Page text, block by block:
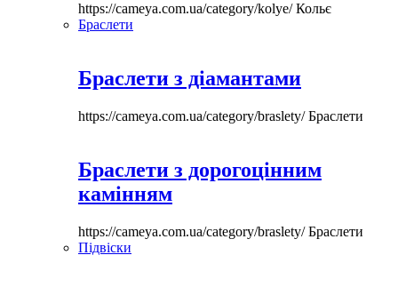
https://cameya.com.ua/category/kolye/Кольє
Браслети
Браслети з діамантами
https://cameya.com.ua/category/braslety/Браслети
Браслети з дорогоцінним
камінням
https://cameya.com.ua/category/braslety/Браслети
Підвіски